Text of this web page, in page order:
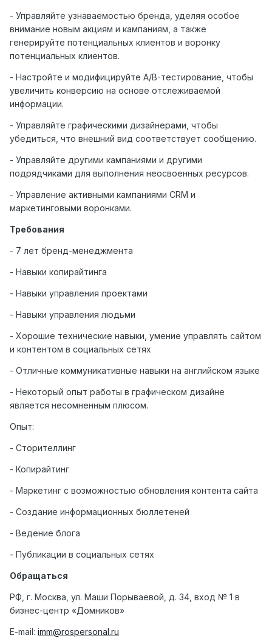
- Управляйте узнаваемостью бренда, уделяя особое
внимание новым акциям и кампаниям, а также
генерируйте потенциальных клиентов и воронку
потенциальных клиентов.
- Настройте и модифицируйте A/B-тестирование, чтобы
увеличить конверсию на основе отслеживаемой
информации.
- Управляйте графическими дизайнерами, чтобы
убедиться, что внешний вид соответствует сообщению.
- Управляйте другими кампаниями и другими
подрядчиками для выполнения неосвоенных ресурсов.
- Управление активными кампаниями CRM и
маркетинговыми воронками.
Требования
- 7 лет бренд-менеджмента
- Навыки копирайтинга
- Навыки управления проектами
- Навыки управления людьми
- Хорошие технические навыки, умение управлять сайтом
и контентом в социальных сетях
- Отличные коммуникативные навыки на английском языке
- Некоторый опыт работы в графическом дизайне
является несомненным плюсом.
Опыт:
- Сторителлинг
- Копирайтинг
- Маркетинг с возможностью обновления контента сайта
- Создание информационных бюллетеней
- Ведение блога
- Публикации в социальных сетях
Обращаться
РФ, г. Москва, ул. Маши Порываевой, д. 34, вход № 1 в
бизнес-центр «Домников»
E-mail: imm@rospersonal.ru